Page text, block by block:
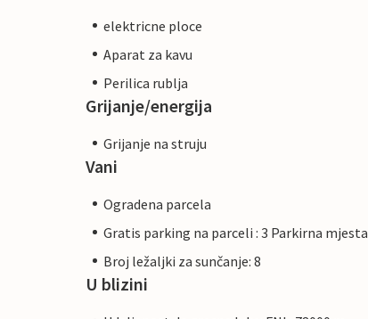
elektricne ploce
Aparat za kavu
Perilica rublja
Grijanje/energija
Grijanje na struju
Vani
Ogradena parcela
Gratis parking na parceli : 3 Parkirna mjesta
Broj ležaljki za sunčanje: 8
U blizini